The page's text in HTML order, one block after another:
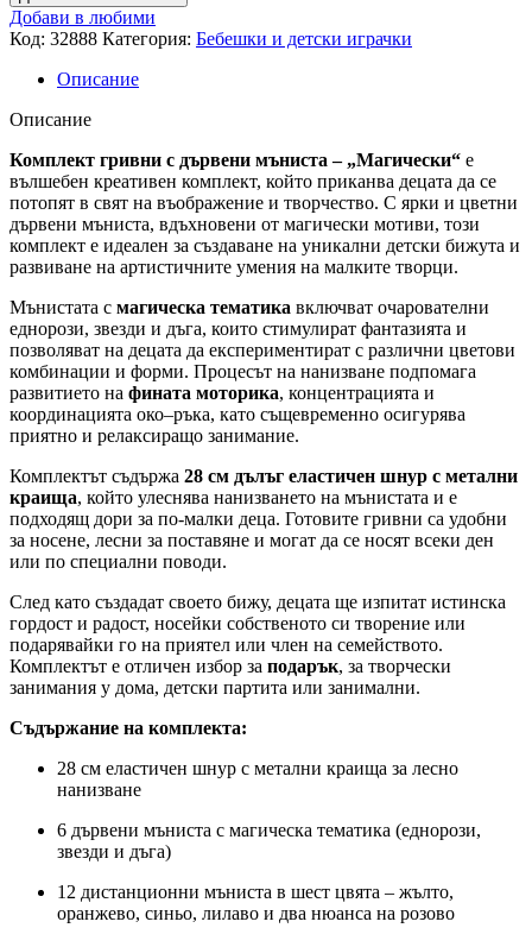
Добави в любими
Код: 32888 Категория: Бебешки и детски играчки
Описание
Описание
Комплект гривни с дървени мъниста – „Магически“ е
вълшебен креативен комплект, който приканва децата да се
потопят в свят на въображение и творчество. С ярки и цветни
дървени мъниста, вдъхновени от магически мотиви, този
комплект е идеален за създаване на уникални детски бижута и
развиване на артистичните умения на малките творци.
Мънистата с магическа тематика включват очарователни
еднорози, звезди и дъга, които стимулират фантазията и
позволяват на децата да експериментират с различни цветови
комбинации и форми. Процесът на нанизване подпомага
развитието на фината моторика, концентрацията и
координацията око–ръка, като същевременно осигурява
приятно и релаксиращо занимание.
Комплектът съдържа 28 см дълъг еластичен шнур с метални
краища, който улеснява нанизването на мънистата и е
подходящ дори за по-малки деца. Готовите гривни са удобни
за носене, лесни за поставяне и могат да се носят всеки ден
или по специални поводи.
След като създадат своето бижу, децата ще изпитат истинска
гордост и радост, носейки собственото си творение или
подарявайки го на приятел или член на семейството.
Комплектът е отличен избор за подарък, за творчески
занимания у дома, детски партита или занимални.
Съдържание на комплекта:
28 см еластичен шнур с метални краища за лесно
нанизване
6 дървени мъниста с магическа тематика (еднорози,
звезди и дъга)
12 дистанционни мъниста в шест цвята – жълто,
оранжево, синьо, лилаво и два нюанса на розово